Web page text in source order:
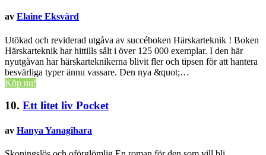
av Elaine Eksvärd
Utökad och reviderad utgåva av succéboken Härskarteknik ! Boken
Härskarteknik har hittills sålt i över 125 000 exemplar. I den här
nyutgåvan har härskarteknikerna blivit fler och tipsen för att hantera
besvärliga typer ännu vassare. Den nya &quot;…
Köp nu!
10. Ett litet liv Pocket
av Hanya Yanagihara